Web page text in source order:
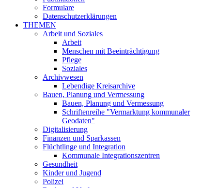
Formulare
Datenschutzerklärungen
THEMEN
Arbeit und Soziales
Arbeit
Menschen mit Beeinträchtigung
Pflege
Soziales
Archivwesen
Lebendige Kreisarchive
Bauen, Planung und Vermessung
Bauen, Planung und Vermessung
Schriftenreihe "Vermarktung kommunaler
Geodaten"
Digitalisierung
Finanzen und Sparkassen
Flüchtlinge und Integration
Kommunale Integrationszentren
Gesundheit
Kinder und Jugend
Polizei